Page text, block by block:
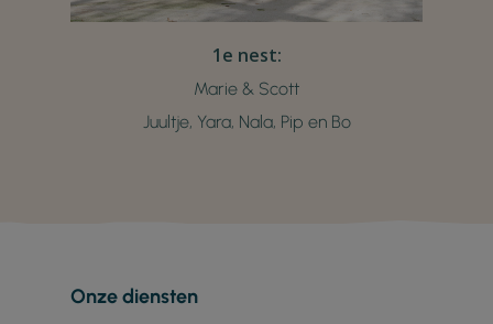
1e nest:
Marie & Scott
Juultje, Yara, Nala, Pip en Bo
Onze diensten